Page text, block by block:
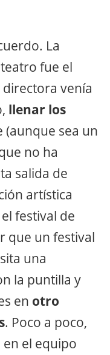
La
fue el
venía
llenar los
(aunque sea un
no ha
salida de
artística
festival de
que un festival
una
la puntilla y
en otro
. Poco a poco,
el equipo